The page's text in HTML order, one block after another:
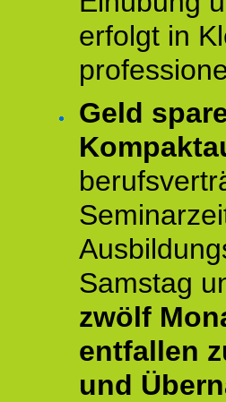
erfolgt in
Geld
Samstag
zwölf
entfallen
und